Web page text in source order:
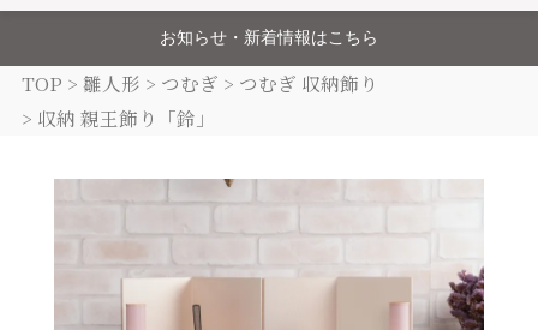
お知らせ・新着情報はこちら
TOP 雛人形 つむぎ
つむぎ 収納飾り
収納 親王飾り「鈴」